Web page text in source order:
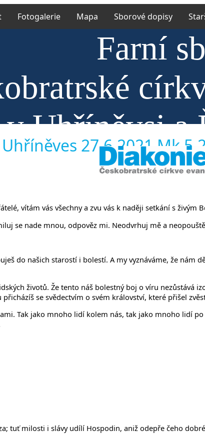
Fotogalerie Mapa Sborové dopisy
Farní
v Uhříněvsi a
Uhříněves 27.6.2021 Mk
vítám vás všechny a zvu vás k naději setkání s živým
se nade mnou, odpověz mi. Neodvrhuj mě a
do našich starostí i bolestí. A my vyznáváme, že nám
životů. Že tento náš bolestný boj o víru nezůstává
se svědectvím o svém království, které přišel
Tak jako mnoho lidí kolem nás, tak jako mnoho lidí
tuť milosti i slávy udílí Hospodin, aniž odepře čeho